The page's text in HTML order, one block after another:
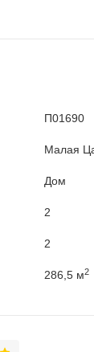
П01690
Малая
Дом
2
2
286,5 м2